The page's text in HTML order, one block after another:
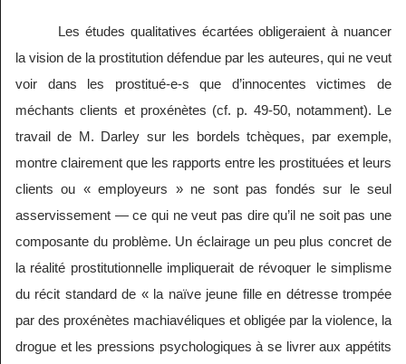
Les études qualitatives écartées obligeraient à nuancer
la vision de la prostitution défendue par les auteures, qui ne veut
voir dans les prostitué-e-s que d’innocentes victimes de
méchants clients et proxénètes (cf. p. 49-50, notamment). Le
travail de M. Darley sur les bordels tchèques, par exemple,
montre clairement que les rapports entre les prostituées et leurs
clients ou « employeurs » ne sont pas fondés sur le seul
asservissement — ce qui ne veut pas dire qu’il ne soit pas une
composante du problème. Un éclairage un peu plus concret de
la réalité prostitutionnelle impliquerait de révoquer le simplisme
du récit standard de « la naïve jeune fille en détresse trompée
par des proxénètes machiavéliques et obligée par la violence, la
drogue et les pressions psychologiques à se livrer aux appétits